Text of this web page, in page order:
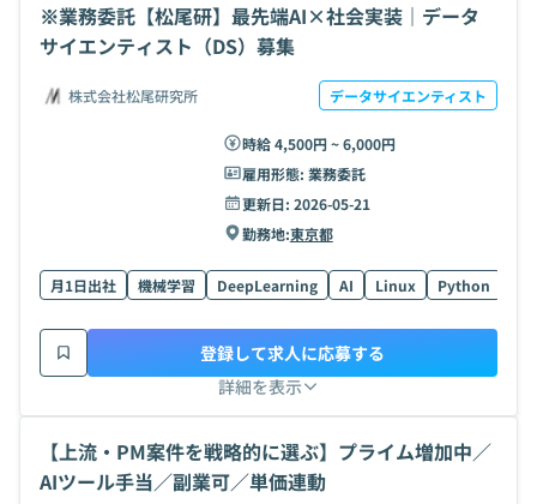
※業務委託【松尾研】最先端AI×社会実装｜データ
サイエンティスト（DS）募集
株式会社松尾研究所 データサイエンティスト
時給 4,500円 ~ 6,000円
雇用形態: 業務委託
更新日: 2026-05-21
勤務地:東京都
月1日出社 機械学習 DeepLearning AI Linux Python
詳細を表示
登録して求人に応募する
【上流・PM案件を戦略的に選ぶ】プライム増加中／
AIツール手当／副業可／単価連動